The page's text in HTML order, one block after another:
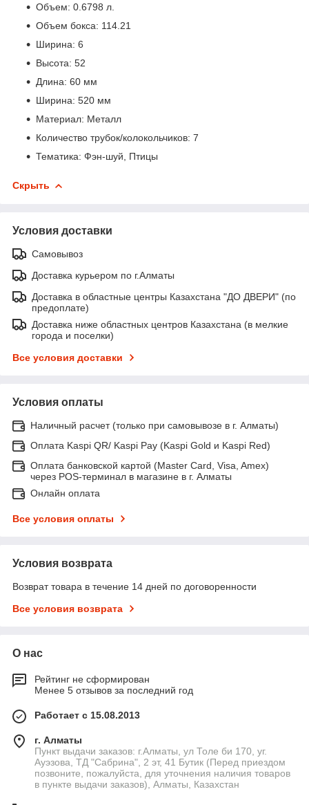
Объем: 0.6798 л.
Объем бокса: 114.21
Ширина: 6
Высота: 52
Длина: 60 мм
Ширина: 520 мм
Материал: Металл
Количество трубок/колокольчиков: 7
Тематика: Фэн-шуй, Птицы
Скрыть
Условия доставки
Самовывоз
Доставка курьером по г.Алматы
Доставка в областные центры Казахстана "ДО ДВЕРИ" (по
предоплате)
Доставка ниже областных центров Казахстана (в мелкие
города и поселки)
Все условия доставки
Условия оплаты
Наличный расчет (только при самовывозе в г. Алматы)
Оплата Kaspi QR/ Kaspi Pay (Kaspi Gold и Kaspi Red)
Оплата банковской картой (Master Card, Visa, Amex)
через POS-терминал в магазине в г. Алматы
Онлайн оплата
Все условия оплаты
Условия возврата
Возврат товара в течение 14 дней по договоренности
Все условия возврата
О нас
Рейтинг не сформирован
Менее 5 отзывов за последний год
Работает с 15.08.2013
г. Алматы
Пункт выдачи заказов: г.Алматы, ул Толе би 170, уг.
Ауэзова, ТД "Сабрина", 2 эт, 41 Бутик (Перед приездом
позвоните, пожалуйста, для уточнения наличия товаров
в пункте выдачи заказов), Алматы, Казахстан